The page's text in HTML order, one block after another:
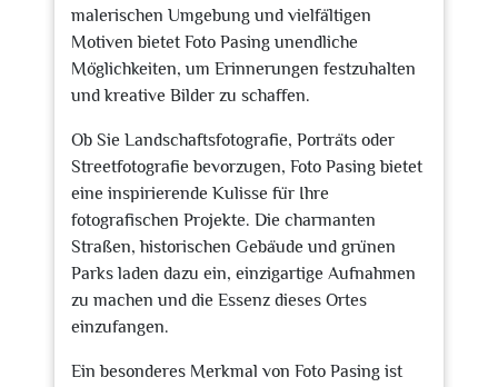
malerischen Umgebung und vielfältigen
Motiven bietet Foto Pasing unendliche
Möglichkeiten, um Erinnerungen festzuhalten
und kreative Bilder zu schaffen.
Ob Sie Landschaftsfotografie, Porträts oder
Streetfotografie bevorzugen, Foto Pasing bietet
eine inspirierende Kulisse für Ihre
fotografischen Projekte. Die charmanten
Straßen, historischen Gebäude und grünen
Parks laden dazu ein, einzigartige Aufnahmen
zu machen und die Essenz dieses Ortes
einzufangen.
Ein besonderes Merkmal von Foto Pasing ist